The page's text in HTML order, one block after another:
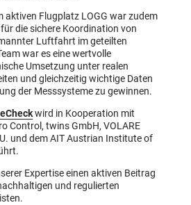
aktiven Flugplatz LOGG war zudem
die sichere Koordination von
Luftfahrt im geteilten
war es eine wertvolle
Umsetzung unter realen
und gleichzeitig wichtige Daten
der Messsysteme zu gewinnen.
wird in Kooperation mit
Control, twins GmbH, VOLARE
und dem AIT Austrian Institute of
Expertise einen aktiven Beitrag
und regulierten